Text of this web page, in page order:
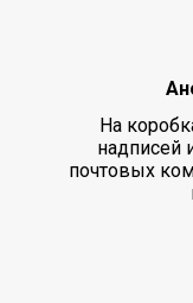
На
надписей
почтовых